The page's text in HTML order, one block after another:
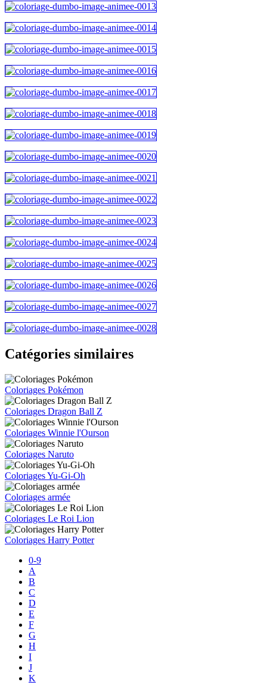
Catégories similaires
Coloriages Pokémon
Coloriages Dragon Ball Z
Coloriages Winnie l'Ourson
Coloriages Naruto
Coloriages Yu-Gi-Oh
Coloriages armée
Coloriages Le Roi Lion
Coloriages Harry Potter
0-9
A
B
C
D
E
F
G
H
I
J
K